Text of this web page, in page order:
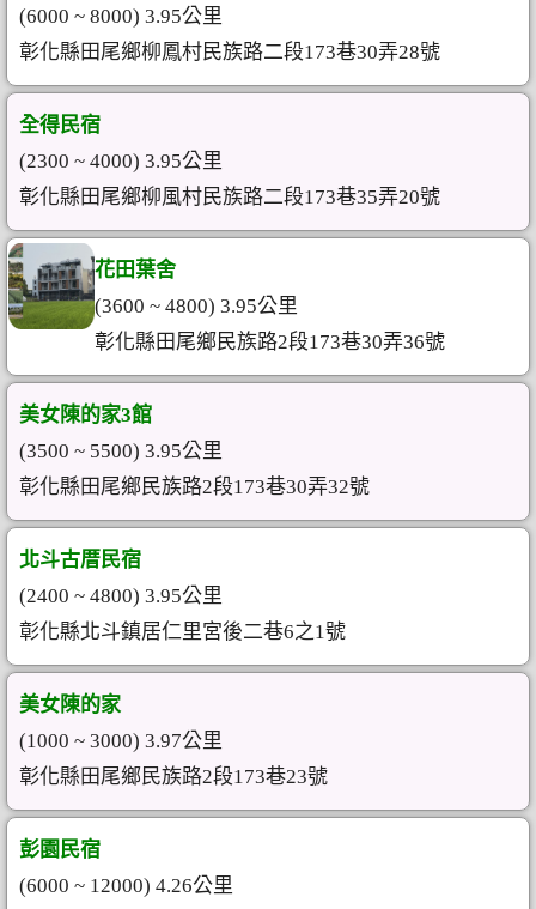
(6000 ~ 8000) 3.95公里
彰化縣田尾鄉柳鳳村民族路二段173巷30弄28號
全得民宿
(2300 ~ 4000) 3.95公里
彰化縣田尾鄉柳風村民族路二段173巷35弄20號
花田葉舍
(3600 ~ 4800) 3.95公里
彰化縣田尾鄉民族路2段173巷30弄36號
美女陳的家3館
(3500 ~ 5500) 3.95公里
彰化縣田尾鄉民族路2段173巷30弄32號
北斗古厝民宿
(2400 ~ 4800) 3.95公里
彰化縣北斗鎮居仁里宮後二巷6之1號
美女陳的家
(1000 ~ 3000) 3.97公里
彰化縣田尾鄉民族路2段173巷23號
彭園民宿
(6000 ~ 12000) 4.26公里